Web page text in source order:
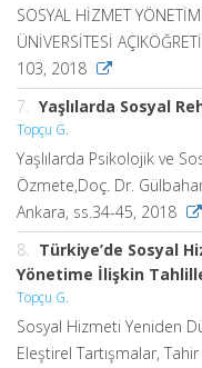
SOSYAL HİZMET
ÜNİVERSİTESİ
103, 2018
7. Yaşlılarda Sosyal
Topçu G.
Yaşlılarda Psikolojik ve
Özmete,Doç. Dr.
Ankara, ss.34-45, 2018
8. Türkiye’de Sosyal
Yönetime İlişkin
Topçu G.
Sosyal Hizmeti Yeniden
Eleştirel Tartışmalar,